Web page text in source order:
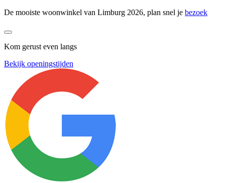
De mooiste woonwinkel van Limburg 2026, plan snel je bezoek
Kom gerust even langs
Bekijk openingstijden